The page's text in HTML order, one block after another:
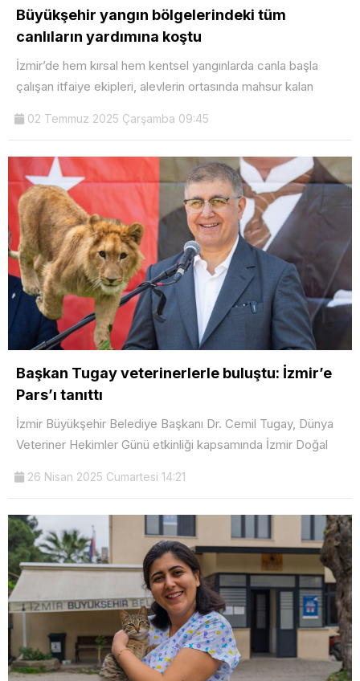
Büyükşehir yangın bölgelerindeki tüm
canlıların yardımına koştu
İzmir’de hem kırsal hem kentsel yangınlarda canla başla
çalışan itfaiye ekipleri, alevlerin ortasında mahsur kalan
02 Temmuz 2025 Çarşamba 09:45
Başkan Tugay veterinerlerle buluştu: İzmir’e
Pars’ı tanıttı
İzmir Büyükşehir Belediye Başkanı Dr. Cemil Tugay, Dünya
Veteriner Hekimler Günü etkinliği kapsamında İzmir Doğal
26 Nisan 2025 Cumartesi 14:21